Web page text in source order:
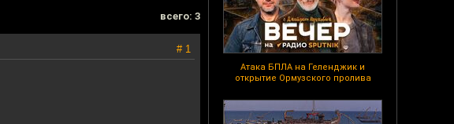
Атака БПЛА на Геленджик и
открытие Ормузского пролива
всего: 3
# 1